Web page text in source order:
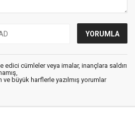
edici cümleler veya imalar, inançlara saldırı
ve büyük harflerle yazılmış yorumlar